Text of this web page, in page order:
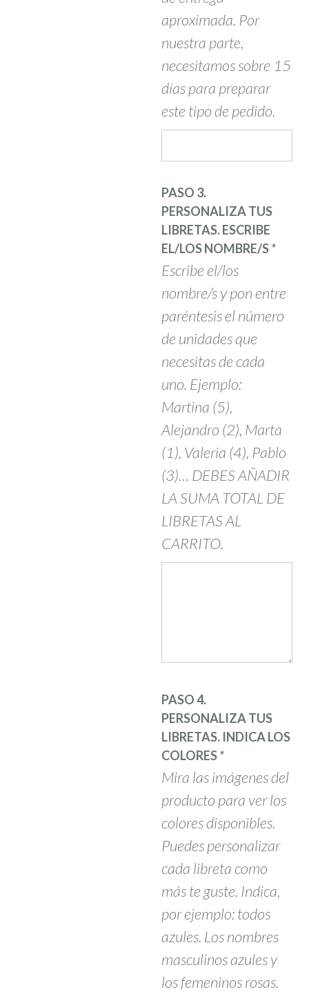
aproximada. Por
nuestra parte,
necesitamos sobre 15
días para preparar
este tipo de pedido.
PASO 3.
PERSONALIZA TUS
LIBRETAS. ESCRIBE
EL/LOS NOMBRE/S*
Escribe el/los
nombre/s y pon entre
paréntesis el número
de unidades que
necesitas de cada
uno. Ejemplo:
Martina (5),
Alejandro (2), Marta
(1), Valeria (4), Pablo
(3)… DEBES AÑADIR
LA SUMA TOTAL DE
LIBRETAS AL
CARRITO.
PASO 4.
PERSONALIZA TUS
LIBRETAS. INDICA LOS
COLORES*
Mira las imágenes del
producto para ver los
colores disponibles.
Puedes personalizar
cada libreta como
más te guste. Indica,
por ejemplo: todos
azules. Los nombres
masculinos azules y
los femeninos rosas.